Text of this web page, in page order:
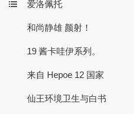
爱洛佩托
和尚静雄 颜射！
19 酱卡哇伊系列。
来自 Hepoe 12 国家
仙王环境卫生与白书